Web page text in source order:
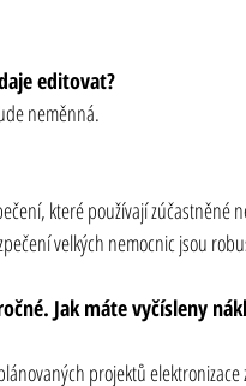
editovat?
neměnná.
které používají zúčastněné
velkých nemocnic jsou
Jak máte vyčísleny
projektů